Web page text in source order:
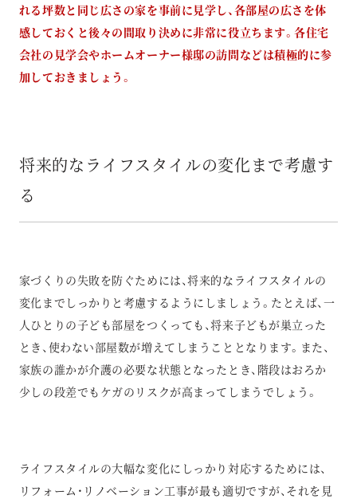
れる坪数と同じ広さの家を事前に見学し、各部屋の広さを体
感しておくと後々の間取り決めに非常に役立ちます。各住宅
会社の見学会やホームオーナー様邸の訪問などは積極的に参
加しておきましょう。
将来的なライフスタイルの変化まで考慮す
る
家づくりの失敗を防ぐためには、将来的なライフスタイルの
変化までしっかりと考慮するようにしましょう。たとえば、一
人ひとりの子ども部屋をつくっても、将来子どもが巣立った
とき、使わない部屋数が増えてしまうこととなります。また、
家族の誰かが介護の必要な状態となったとき、階段はおろか
少しの段差でもケガのリスクが高まってしまうでしょう。
ライフスタイルの大幅な変化にしっかり対応するためには、
リフォーム・リノベーション工事が最も適切ですが、それを見